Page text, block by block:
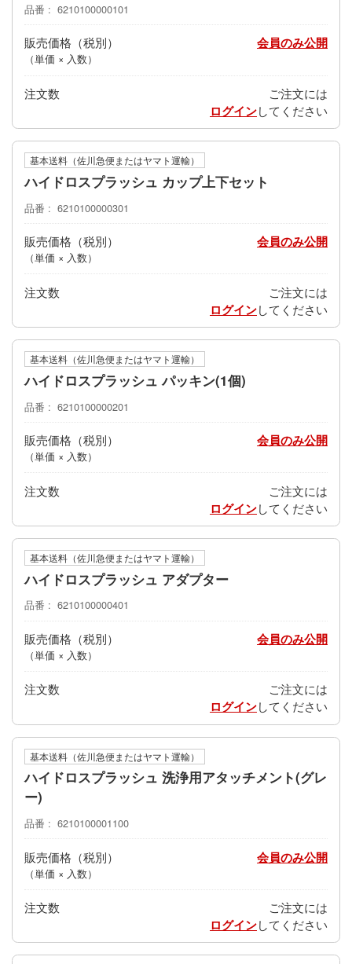
品番 6210100000101
販売価格
（単価 × 入数）
会員のみ公開
注文数 ご注文には
ログインしてください
基本送料（佐川急便またはヤマト運輸）
ハイドロスプラッシュ カップ上下セット
品番 6210100000301
販売価格
（単価 × 入数）
会員のみ公開
注文数 ご注文には
ログインしてください
基本送料（佐川急便またはヤマト運輸）
ハイドロスプラッシュ パッキン(1個)
品番 6210100000201
販売価格
（単価 × 入数）
会員のみ公開
注文数 ご注文には
ログインしてください
基本送料（佐川急便またはヤマト運輸）
ハイドロスプラッシュ アダプター
品番 6210100000401
販売価格
（単価 × 入数）
会員のみ公開
注文数 ご注文には
ログインしてください
基本送料（佐川急便またはヤマト運輸）
ハイドロスプラッシュ 洗浄用アタッチメント(グレ
ー)
品番 6210100001100
販売価格
（単価 × 入数）
会員のみ公開
注文数 ご注文には
ログインしてください